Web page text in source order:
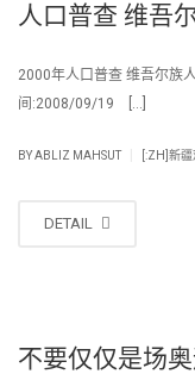
人口普查 维吾
2000年人口普查 维吾尔族
间:2008/09/19 […]
BYABLIZ MAHSUT [:ZH]新疆
DETAIL
不要仅仅是场